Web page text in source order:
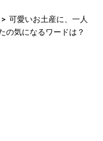
可愛いお土産に、一人
の気になるワードは？